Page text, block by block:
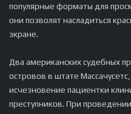
популярные форматы для
они позволят насладиться
экране.
Два американских судебных
островов в штате
исчезновение пациентки
преступников. При